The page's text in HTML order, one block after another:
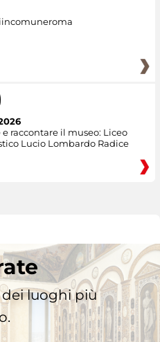
e raccontare il museo: Liceo
Lucio Lombardo Radice
luoghi più